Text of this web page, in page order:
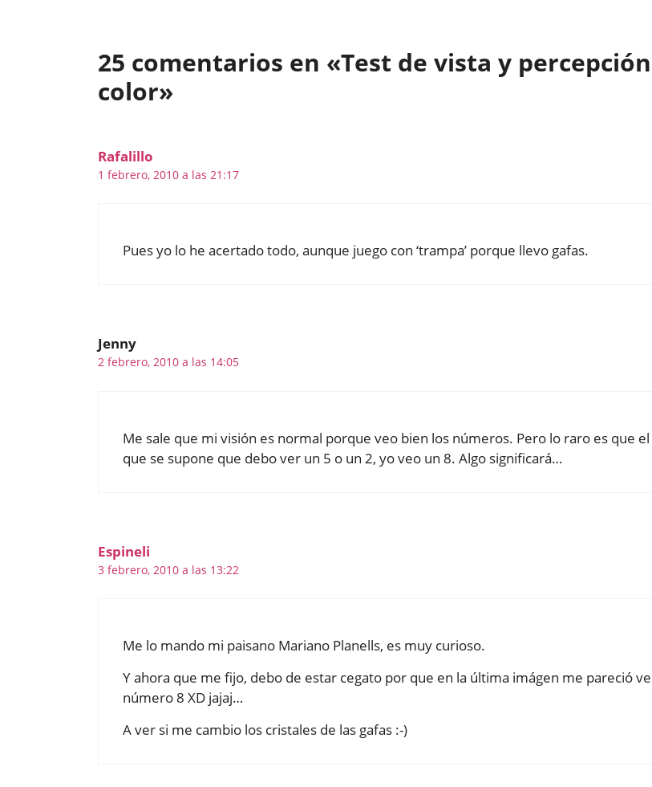
25 comentarios en «Test de vista y
color»
Rafalillo
1 febrero, 2010 a las 21:17
Pues yo lo he acertado todo, aunque juego con ‘trampa’ porque llevo gafas.
Jenny
2 febrero, 2010 a las 14:05
Me sale que mi visión es normal porque veo bien los números. Pero lo raro es que
que se supone que debo ver un 5 o un 2, yo veo un 8. Algo significará…
Espineli
3 febrero, 2010 a las 13:22
Me lo mando mi paisano Mariano Planells, es muy curioso.
Y ahora que me fijo, debo de estar cegato por que en la última imágen me pareció
número 8 XD jajaj…
A ver si me cambio los cristales de las gafas :-)